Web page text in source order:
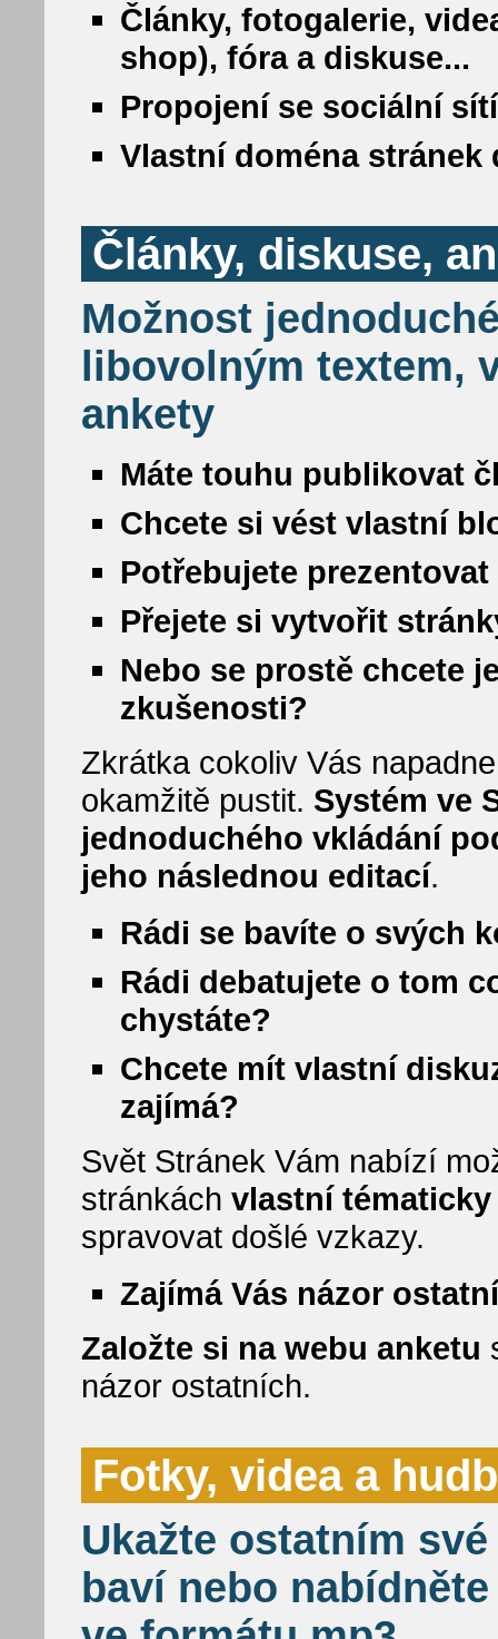
Články, fotogalerie,
shop), fóra a diskuse...
Propojení se sociální
Vlastní doména stránek
Články, diskuse,
Možnost
libovolným textem,
ankety
Máte touhu publikovat
Chcete si vést vlastní
Potřebujete
Přejete si vytvořit
Nebo se prostě chcete
zkušenosti?
Zkrátka cokoliv Vás
okamžitě pustit. Systém ve
jednoduchého vkládání
jeho následnou editací.
Rádi se bavíte o svých
Rádi debatujete o tom
chystáte?
Chcete mít vlastní
zajímá?
Svět Stránek Vám nabízí
stránkách vlastní
spravovat došlé vzkazy.
Zajímá Vás názor
Založte si na webu anketu
názor ostatních.
Fotky, videa a
Ukažte ostatním
baví nebo